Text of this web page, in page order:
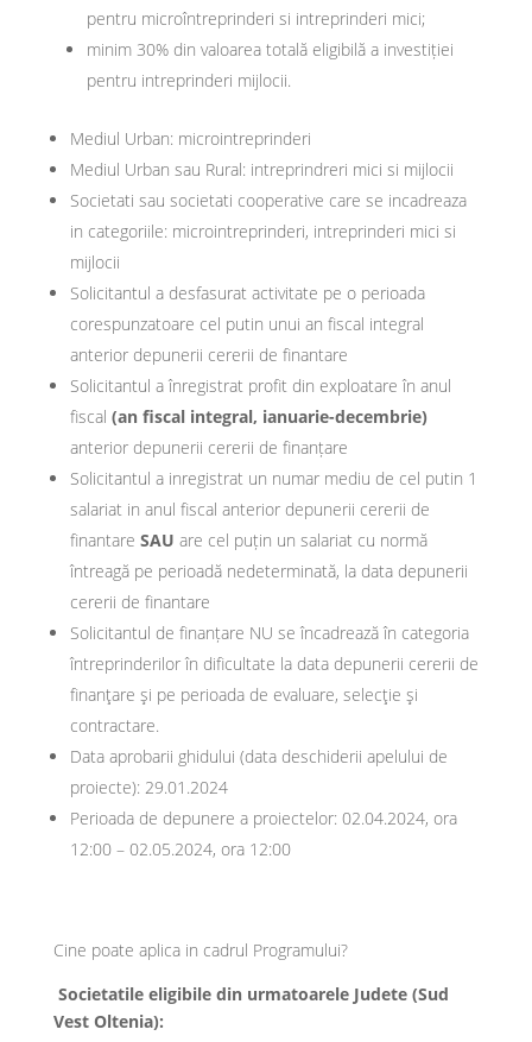
pentru microîntreprinderi si intreprinderi mici;
minim 30% din valoarea totală eligibilă a investiției
pentru intreprinderi mijlocii.
Mediul Urban: microintreprinderi
Mediul Urban sau Rural: intreprindreri mici si mijlocii
Societati sau societati cooperative care se incadreaza
in categoriile: microintreprinderi, intreprinderi mici si
mijlocii
Solicitantul a desfasurat activitate pe o perioada
corespunzatoare cel putin unui an fiscal integral
anterior depunerii cererii de finantare
Solicitantul a înregistrat profit din exploatare în anul
fiscal (an fiscal integral, ianuarie-decembrie)
anterior depunerii cererii de finanțare
Solicitantul a inregistrat un numar mediu de cel putin 1
salariat in anul fiscal anterior depunerii cererii de
finantare SAU are cel puțin un salariat cu normă
întreagă pe perioadă nedeterminată, la data depunerii
cererii de finantare
Solicitantul de finanțare NU se încadrează în categoria
întreprinderilor în dificultate la data depunerii cererii de
finanţare şi pe perioada de evaluare, selecţie şi
contractare.
Data aprobarii ghidului (data deschiderii apelului de
proiecte): 29.01.2024
Perioada de depunere a proiectelor: 02.04.2024, ora
12:00 – 02.05.2024, ora 12:00
Cine poate aplica in cadrul Programului?
Societatile eligibile din urmatoarele Judete (Sud
Vest Oltenia):